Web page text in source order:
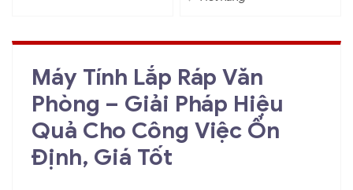
Máy Tính Lắp Ráp Văn
Phòng – Giải Pháp Hiệu
Quả Cho Công Việc Ổn
Định, Giá Tốt